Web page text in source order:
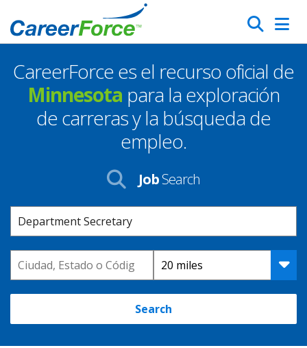
to
main
content
Search
Homepage
CareerForce es el recurso oficial de
Minnesota para la exploración
de carreras y la búsqueda de
empleo.
JobSearch
Keyword
Location Distance
Search